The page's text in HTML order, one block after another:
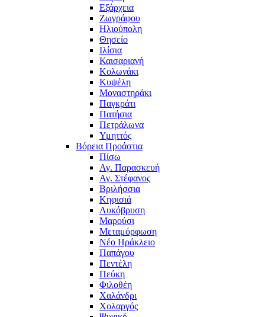
Εξάρχεια
Ζωγράφου
Ηλιούπολη
Θησείο
Ιλίσια
Καισαριανή
Κολωνάκι
Κυψέλη
Μοναστηράκι
Παγκράτι
Πατήσια
Πετράλωνα
Υμηττός
Βόρεια Προάστια
Πίσω
Αγ. Παρασκευή
Αγ. Στέφανος
Βριλήσσια
Κηφισιά
Λυκόβρυση
Μαρούσι
Μεταμόρφωση
Νέο Ηράκλειο
Παπάγου
Πεντέλη
Πεύκη
Φιλοθέη
Χαλάνδρι
Χολαργός